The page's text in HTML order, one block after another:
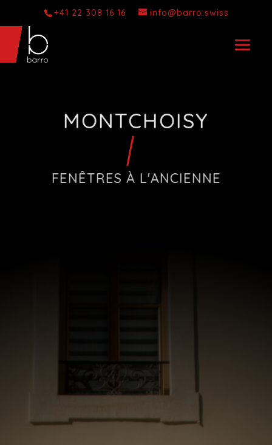
+41 22 308 16 16 info@barro.swiss
MONTCHOISY
FENÊTRES À L'ANCIENNE